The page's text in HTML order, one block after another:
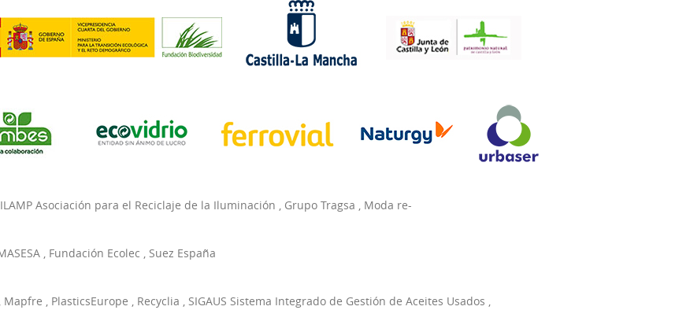
Asociación para el Reciclaje de la Iluminación Grupo Tragsa Moda re-
Fundación Ecolec Suez España
Mapfre PlasticsEurope Recyclia SIGAUS Sistema Integrado de Gestión de Aceites Usados